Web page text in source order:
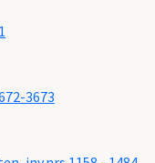
3673